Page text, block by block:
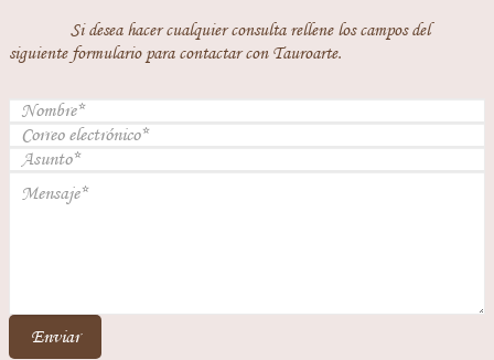
Si desea hacer cualquier consulta rellene los campos del
siguiente formulario para contactar con Tauroarte.
Enviar